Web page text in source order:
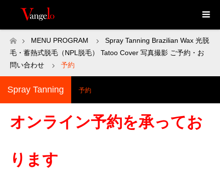
MENU PROGRAM Spray Tanning Brazilian Wax 光脱
毛・蓄熱式脱毛（NPL脱毛）
Tatoo Cover 写真撮影 ご予約・お
問い合わせ
予約
Spray Tanning 予約
オンライン予約を承ってお
ります